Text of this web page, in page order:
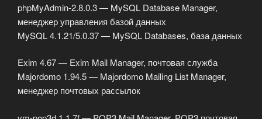
phpMyAdmin-2.8.0.3 — MySQL Database Manager,
менеджер управления базой данных
MySQL 4.1.21/5.0.37 — MySQL Databases, база данных
Exim 4.67 — Exim Mail Manager, почтовая служба
Majordomo 1.94.5 — Majordomo Mailing List Manager,
менеджер почтовых рассылок